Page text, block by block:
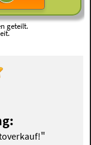
geteilt.
"